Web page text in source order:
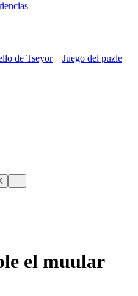
de Tseyor
Juego del puzle
el muular